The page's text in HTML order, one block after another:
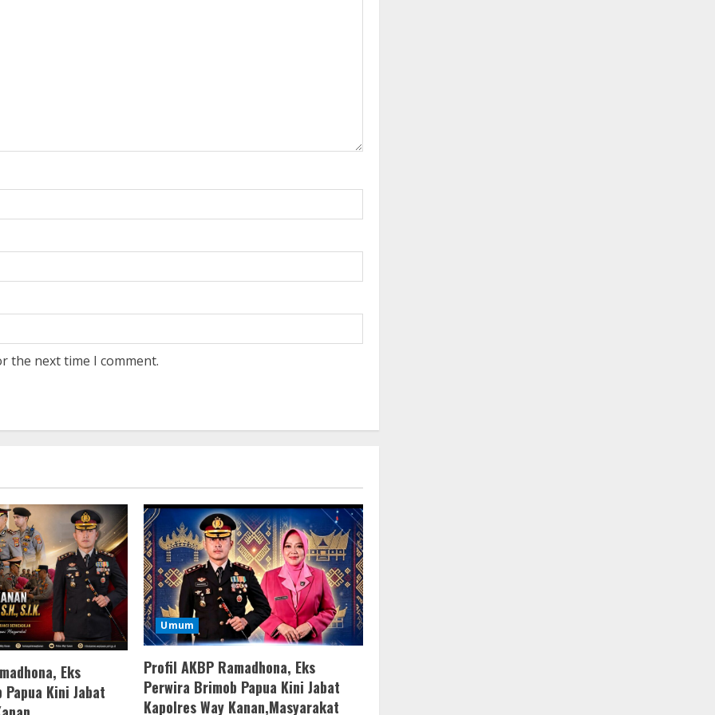
the next time I comment.
Eks
Kini Jabat
Umum
Profil AKBP Ramadhona, Eks
Perwira Brimob Papua Kini Jabat
Kapolres Way Kanan,Masyarakat